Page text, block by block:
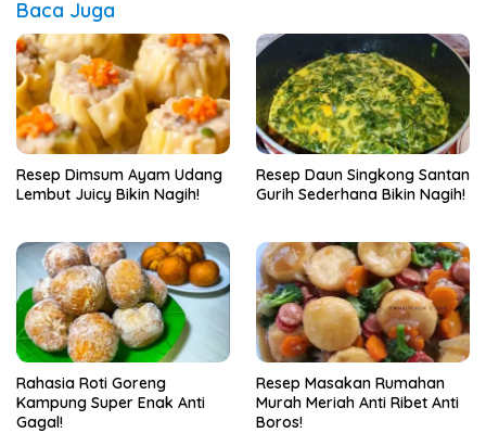
Baca Juga
Resep Dimsum Ayam Udang
Lembut Juicy Bikin Nagih!
Resep Daun Singkong Santan
Gurih Sederhana Bikin Nagih!
Rahasia Roti Goreng
Kampung Super Enak Anti
Gagal!
Resep Masakan Rumahan
Murah Meriah Anti Ribet Anti
Boros!